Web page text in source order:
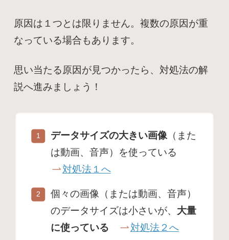
原因は１つとは限りません。複数の原因が重
なっている場合もあります。
思い当たる原因が見つかったら、対処法の解
説へ進みましょう！
データサイズの大きい画像 （また
は動画、音声）を使っている
対処法１へ
個々の画像（または動画、音声）
のデータサイズは小さいが、 大量
に使っている
対処法２へ